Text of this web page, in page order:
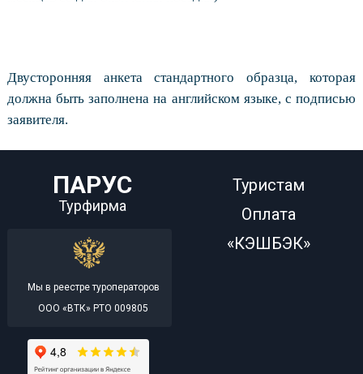
Двусторонняя анкета стандартного образца, которая
должна быть заполнена на английском языке, с подписью
заявителя.
ПАРУС
Турфирма
Мы в реестре туроператоров
ООО «ВТК» РТО 009805
Туристам
Оплата
«КЭШБЭК»